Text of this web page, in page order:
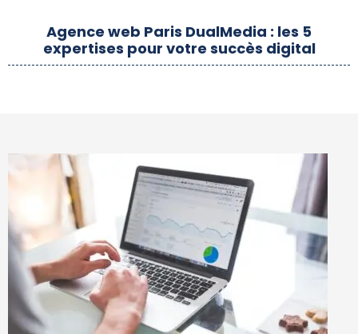
Agence web Paris DualMedia : les 5
expertises pour votre succès digital